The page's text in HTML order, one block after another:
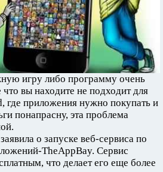
игру либо программу очень
вы находите не подходит для
где приложения нужно покупать и
понапрасну, эта проблема
о запуске веб-сервиса по
TheAppBay. Сервис
что делает его еще более